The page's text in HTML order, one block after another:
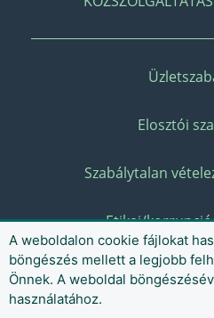
Elosztói
Szabálytalan
Etikai/
A weboldalon cookie fájlokat
böngészés mellett a legjobb
Önnek. A weboldal
használatához.